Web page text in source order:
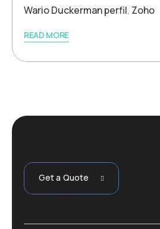
Wario Duckerman perfil, Zoho
READ MORE
Get a Quote